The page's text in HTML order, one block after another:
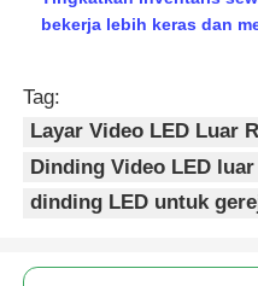
bekerja lebih keras dan
Tag:
Layar Video LED Luar
Dinding Video LED
dinding LED untuk